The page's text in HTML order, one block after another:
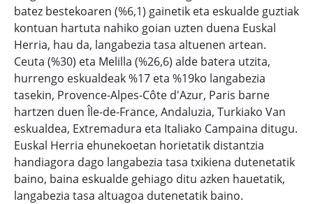
batez bestekoaren (%6,1) gainetik eta eskualde guztiak
kontuan hartuta nahiko goian uzten duena Euskal
Herria, hau da, langabezia tasa altuenen artean.
Ceuta (%30) eta Melilla (%26,6) alde batera utzita,
hurrengo eskualdeak %17 eta %19ko langabezia
tasekin, Provence-Alpes-Côte d'Azur, Paris barne
hartzen duen Île-de-France, Andaluzia, Turkiako Van
eskualdea, Extremadura eta Italiako Campaina ditugu.
Euskal Herria ehunekoetan horietatik distantzia
handiagora dago langabezia tasa txikiena dutenetatik
baino, baina eskualde gehiago ditu azken hauetatik,
langabezia tasa altuagoa dutenetatik baino.